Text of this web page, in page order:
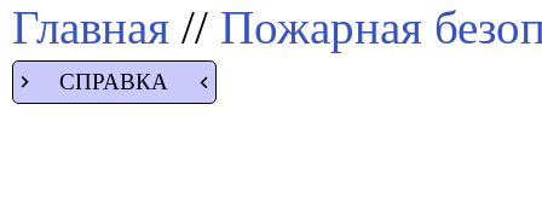
Главная // Пожарная
СПРАВКА